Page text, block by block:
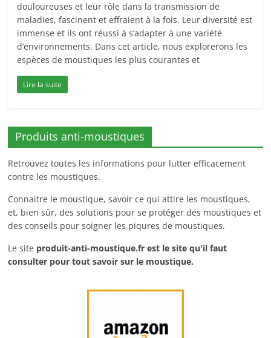
douloureuses et leur rôle dans la transmission de
maladies, fascinent et effraient à la fois. Leur diversité est
immense et ils ont réussi à s’adapter à une variété
d’environnements. Dans cet article, nous explorerons les
espèces de moustiques les plus courantes et
Lire la suite
Produits anti-moustiques
Retrouvez toutes les informations pour lutter efficacement
contre les moustiques.
Connaitre le moustique, savoir ce qui attire les moustiques,
et, bien sûr, des solutions pour se protéger des moustiques et
des conseils pour soigner les piqures de moustiques.
Le site produit-anti-moustique.fr est le site qu'il faut
consulter pour tout savoir sur le moustique.